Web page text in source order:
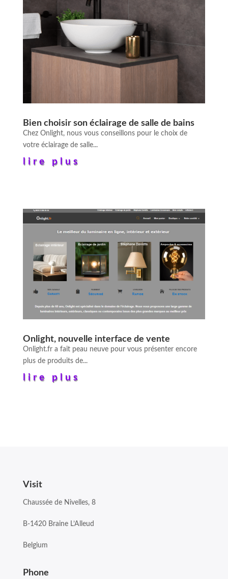
Bien choisir son éclairage de salle de bains
Chez Onlight, nous vous conseillons pour le choix de
votre éclairage de salle...
lire plus
Onlight, nouvelle interface de vente
Onlight.fr a fait peau neuve pour vous présenter encore
plus de produits de...
lire plus
Visit
Chaussée de Nivelles, 8
B-1420 Braine L’Alleud
Belgium
Phone